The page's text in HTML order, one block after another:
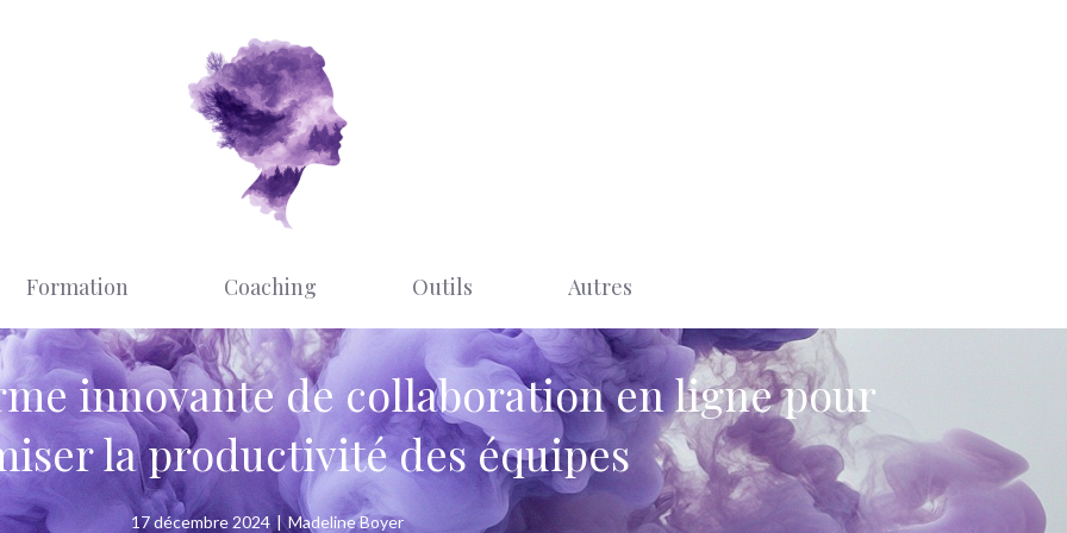
Formation Coaching Outils Autres
innovante de collaboration en ligne pour
la productivité des équipes
17 décembre 2024 | Madeline Boyer